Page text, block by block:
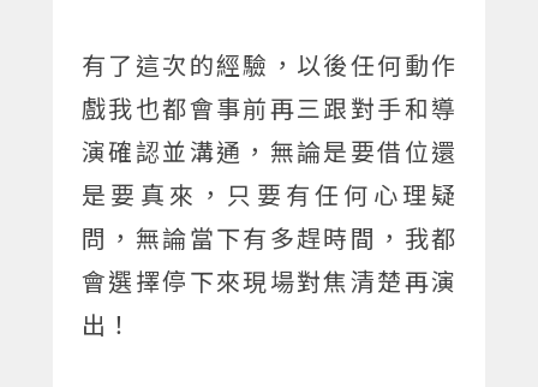
有了這次的經驗，以後任何動作
戲我也都會事前再三跟對手和導
演確認並溝通，無論是要借位還
是要真來，只要有任何心理疑
問，無論當下有多趕時間，我都
會選擇停下來現場對焦清楚再演
出！